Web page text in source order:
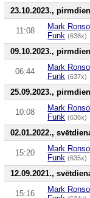
23.10.2023.,
11:08 Mark
Funk (638x)
09.10.2023.,
06:44 Mark
Funk (637x)
25.09.2023.,
10:08 Mark
Funk (636x)
02.01.2022.,
15:20 Mark
Funk (635x)
12.09.2021.,
15:16 Mark